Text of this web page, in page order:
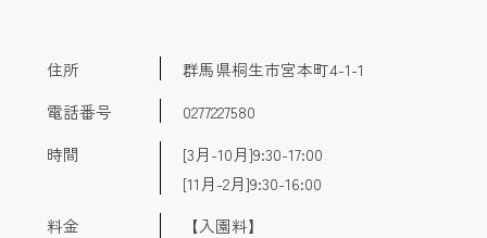
住所
群馬県桐生市宮本町4-1-1
電話番号
0277227580
時間
[3月-10月]9:30-17:00
[11月-2月]9:30-16:00
料金
【入園料】